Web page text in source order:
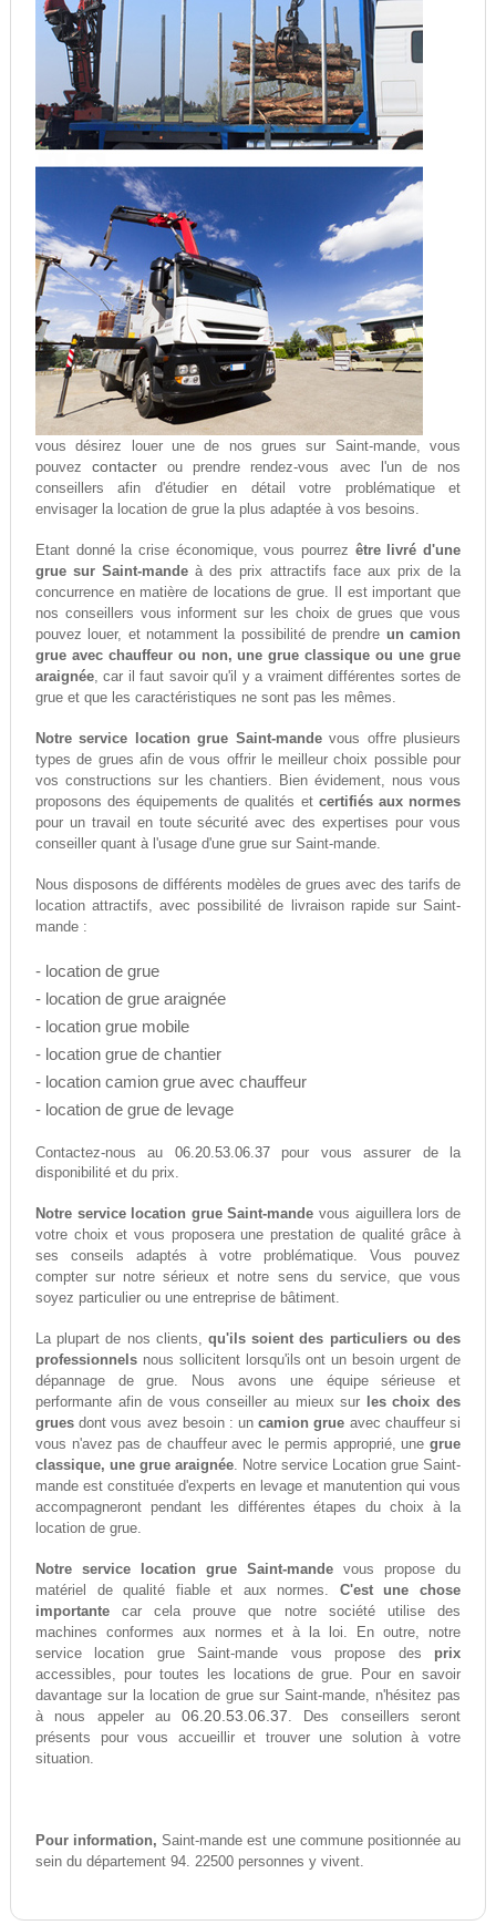
vous désirez louer une de nos grues sur Saint-mande, vous
pouvezcontacter ou prendre rendez-vous avec l'un de nos
conseillers afin d'étudier en détail votre problématique et
envisager la location de grue la plus adaptée à vos besoins.
Etant donné la crise économique, vous pourrez être livré d'une
grue sur Saint-mande à des prix attractifs face aux prix de la
concurrence en matière de locations de grue. Il est important que
nos conseillers vous informent sur les choix de grues que vous
pouvez louer, et notamment la possibilité de prendre un camion
grue avec chauffeur ou non, une grue classique ou une grue
araignée, car il faut savoir qu'il y a vraiment différentes sortes de
grue et que les caractéristiques ne sont pas les mêmes.
Notre service location grue Saint-mandevous offre plusieurs
types de grues afin de vous offrir le meilleur choix possible pour
vos constructions sur les chantiers. Bien évidement, nous vous
proposons des équipements de qualités et certifiés aux normes
pour un travail en toute sécurité avec des expertises pour vous
conseiller quant à l'usage d'une grue sur Saint-mande.
Nous disposons de différents modèles de grues avec des tarifs de
location attractifs, avec possibilité de livraison rapide sur Saint-
mande :
- location de grue
- location de grue araignée
- location grue mobile
- location grue de chantier
- location camion grue avec chauffeur
- location de grue de levage
Contactez-nous au 06.20.53.06.37pour vous assurer de la
disponibilité et du prix.
Notre service location grue Saint-mande vous aiguillera lors de
votre choix et vous proposera une prestation de qualité grâce à
ses conseils adaptés à votre problématique. Vous pouvez
compter sur notre sérieux et notre sens du service, que vous
soyez particulier ou une entreprise de bâtiment.
La plupart de nos clients, qu'ils soient des particuliers ou des
professionnelsnous sollicitent lorsqu'ils ont un besoin urgent de
dépannage de grue. Nous avons une équipe sérieuse et
performante afin de vous conseiller au mieux sur
les choix des
gruesdont vous avez besoin : uncamion grue avec chauffeur si
vous n'avez pas de chauffeur avec le permis approprié, unegrue
classique, une grue araignée. Notre service Location grue Saint-
mande est constituée d'experts en levage et manutention qui vous
accompagneront pendant les différentes étapes du choix à la
location de grue.
Notre service location grue Saint-mande vous propose du
matériel de qualité fiable et aux normes. C'est une chose
importantecar cela prouve que notre société utilise des
machines conformes aux normes et à la loi. En outre, notre
service location grue Saint-mande vous propose des prix
accessibles, pour toutes les locations de grue. Pour en savoir
davantage sur la location de grue sur Saint-mande, n'hésitez pas
à nous appeler au06.20.53.06.37. Des conseillers seront
présents pour vous accueillir et trouver une solution à votre
situation.
Pour information, Saint-mande est une commune positionnée au
sein du département 94. 22500 personnes y vivent.